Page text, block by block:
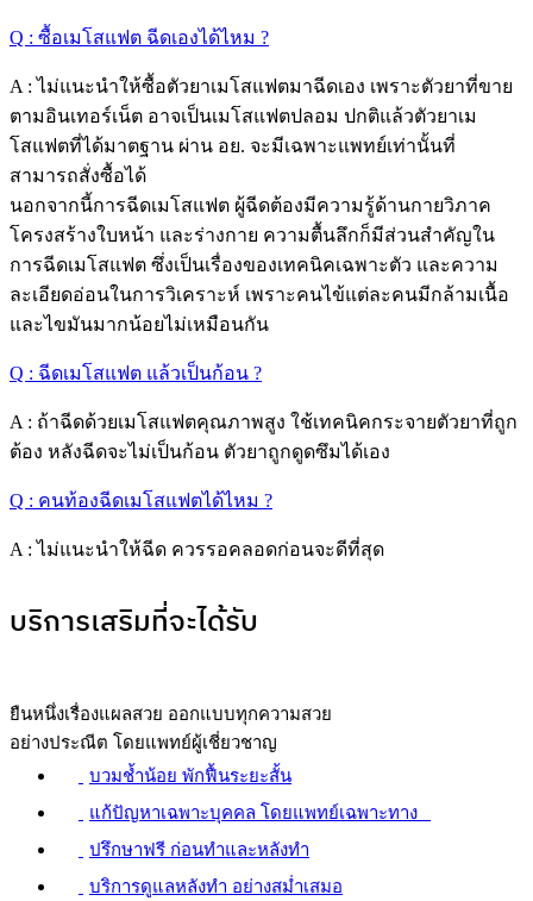
Q : ซื้อเมโสแฟต ฉีดเองได้ไหม ?
A : ไม่แนะนำให้ซื้อตัวยาเมโสแฟตมาฉีดเอง เพราะตัวยาที่ขาย
ตามอินเทอร์เน็ต อาจเป็นเมโสแฟตปลอม ปกติแล้วตัวยาเม
โสแฟตที่ได้มาตฐาน ผ่าน อย. จะมีเฉพาะแพทย์เท่านั้นที่
สามารถสั่งซื้อได้
นอกจากนี้การฉีดเมโสแฟต ผู้ฉีดต้องมีความรู้ด้านกายวิภาค
โครงสร้างใบหน้า และร่างกาย ความตื้นลึกก็มีส่วนสำคัญใน
การฉีดเมโสแฟต ซึ่งเป็นเรื่องของเทคนิคเฉพาะตัว และความ
ละเอียดอ่อนในการวิเคราะห์ เพราะคนไข้แต่ละคนมีกล้ามเนื้อ
และไขมันมากน้อยไม่เหมือนกัน
Q : ฉีดเมโสแฟต แล้วเป็นก้อน ?
A : ถ้าฉีดด้วยเมโสแฟตคุณภาพสูง ใช้เทคนิคกระจายตัวยาที่ถูก
ต้อง หลังฉีดจะไม่เป็นก้อน ตัวยาถูกดูดซึมได้เอง
Q : คนท้องฉีดเมโสแฟตได้ไหม ?
A : ไม่แนะนำให้ฉีด ควรรอคลอดก่อนจะดีที่สุด
บริการเสริมที่จะได้รับ
ยืนหนึ่งเรื่องแผลสวย ออกแบบทุกความสวย
อย่างประณีต โดยแพทย์ผู้เชี่ยวชาญ
บวมช้ำน้อย พักฟื้นระยะสั้น
แก้ปัญหาเฉพาะบุคคล โดยแพทย์เฉพาะทาง⠀
ปรึกษาฟรี ก่อนทำและหลังทำ
บริการดูแลหลังทำ อย่างสม่ำเสมอ